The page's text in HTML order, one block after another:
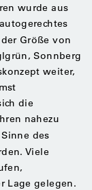
wurde aus
Größe von
Sonnberg
weiter,
die
nahezu
des
Viele
Lage gelegen.